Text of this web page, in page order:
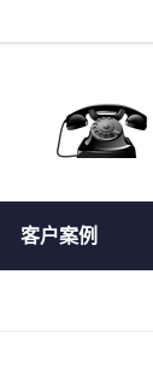
客户案例